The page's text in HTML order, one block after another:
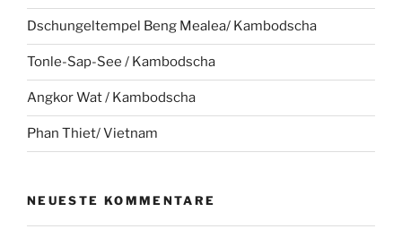
Dschungeltempel Beng Mealea/ Kambodscha
Tonle-Sap-See / Kambodscha
Angkor Wat / Kambodscha
Phan Thiet/ Vietnam
NEUESTE KOMMENTARE